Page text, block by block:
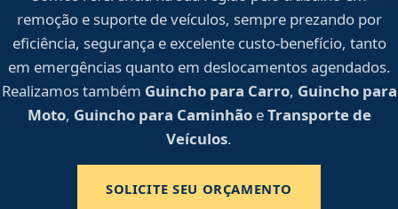
remoção e suporte de veículos, sempre prezando por
eficiência, segurança e excelente custo-benefício, tanto
em emergências quanto em deslocamentos agendados.
Realizamos também Guincho para Carro, Guincho para
Moto, Guincho para CaminhãoeTransporte de
Veículos.
SOLICITE SEU ORÇAMENTO